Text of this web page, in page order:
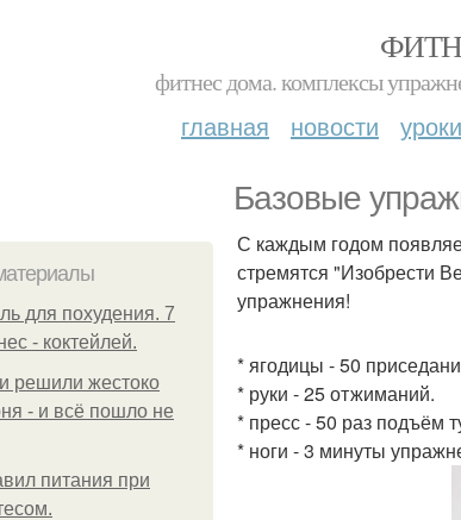
фитнес дома. комплексы
главная новости уроки
Базовые
для похудения. 7
- коктейлей.
решили жестоко
- и всё пошло не
питания при
С каждым годом
стремятся "Изобрести
упражнения!
* ягодицы - 50
* руки - 25 отжиманий.
* пресс - 50 раз подъём
* ноги - 3 минуты